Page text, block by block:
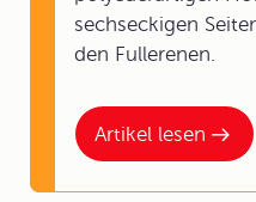
Artikel lesen
sechseckigen
den Fullerenen.